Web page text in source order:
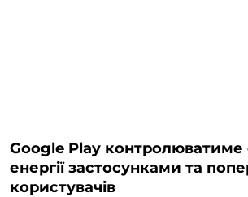
Google Play
енергії застосунками та
користувачів